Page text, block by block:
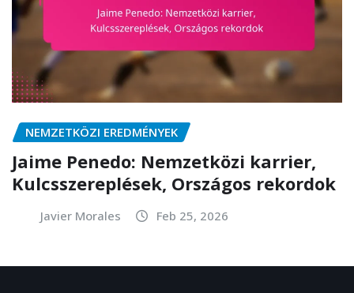
NEMZETKÖZI EREDMÉNYEK
Jaime Penedo: Nemzetközi karrier,
Kulcsszereplések, Országos rekordok
Javier Morales Feb 25, 2026